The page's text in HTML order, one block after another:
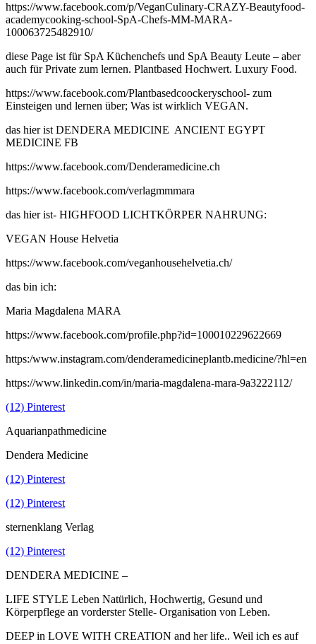
https://www.facebook.com/p/VeganCulinary-CRAZY-Beautyfood-
academycooking-school-SpA-Chefs-MM-MARA-
100063725482910/
diese Page ist für SpA Küchenchefs und SpA Beauty Leute – aber
auch für Private zum lernen. Plantbased Hochwert. Luxury Food.
https://www.facebook.com/Plantbasedcoockeryschool- zum
Einsteigen und lernen über; Was ist wirklich VEGAN.
das hier ist DENDERA MEDICINE ANCIENT EGYPT
MEDICINE FB
https://www.facebook.com/Denderamedicine.ch
https://www.facebook.com/verlagmmmara
das hier ist- HIGHFOOD LICHTKÖRPER NAHRUNG:
VEGAN House Helvetia
https://www.facebook.com/veganhousehelvetia.ch/
das bin ich:
Maria Magdalena MARA
https://www.facebook.com/profile.php?id=100010229622669
https:/www.instagram.com/denderamedicineplantb.medicine/?hl=en
https://www.linkedin.com/in/maria-magdalena-mara-9a3222112/
(12) Pinterest
Aquarianpathmedicine
Dendera Medicine
(12) Pinterest
(12) Pinterest
sternenklang Verlag
(12) Pinterest
DENDERA MEDICINE –
LIFE STYLE Leben Natürlich, Hochwertig, Gesund und
Körperpflege an vorderster Stelle- Organisation von Leben.
DEEP in LOVE WITH CREATION and her life.. Weil ich es auf